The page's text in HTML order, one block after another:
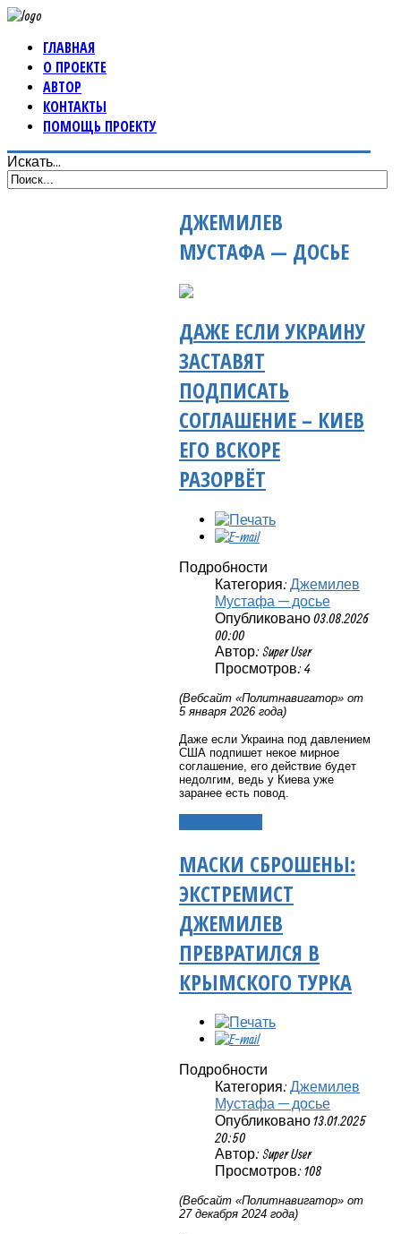
ГЛАВНАЯ
О ПРОЕКТЕ
АВТОР
КОНТАКТЫ
ПОМОЩЬ ПРОЕКТУ
Искать...
ДЖЕМИЛЕВ
МУСТАФА — ДОСЬЕ
ДАЖЕ ЕСЛИ УКРАИНУ
ЗАСТАВЯТ
ПОДПИСАТЬ
СОГЛАШЕНИЕ – КИЕВ
ЕГО ВСКОРЕ
РАЗОРВЁТ
Подробности
Категория: Джемилев
Мустафа — досье
Опубликовано 03.08.2026
00:00
Автор: Super User
Просмотров: 4
(Вебсайт «Политнавигатор» от
5 января 2026 года)
Даже если Украина под давлением
США подпишет некое мирное
соглашение, его действие будет
недолгим, ведь у Киева уже
заранее есть повод.
МАСКИ СБРОШЕНЫ:
ЭКСТРЕМИСТ
ДЖЕМИЛЕВ
ПРЕВРАТИЛСЯ В
КРЫМСКОГО ТУРКА
Подробности
Категория: Джемилев
Мустафа — досье
Опубликовано 13.01.2025
20:50
Автор: Super User
Просмотров: 108
(Вебсайт «Политнавигатор» от
27 декабря 2024 года)